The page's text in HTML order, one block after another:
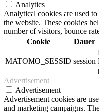
Analytics
Analytical cookies are used
the website. These cookies
number of visitors, bounce
Cookie
Dauer
MATOMO_SESSID session
Advertisement
Advertisement
Advertisement cookies are
and marketing campaigns.